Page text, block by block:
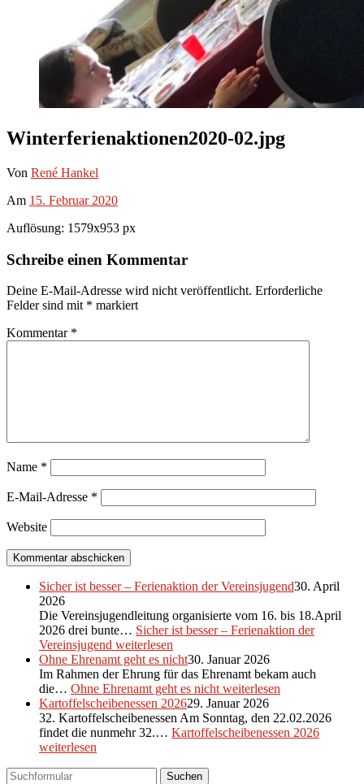
Winterferienaktionen2020-02.jpg
Von René Hankel
Am 15. Februar 2020
Auflösung: 1579x953 px
Schreibe einen Kommentar
Deine E-Mail-Adresse wird nicht veröffentlicht. Erforderliche
Felder sind mit * markiert
Kommentar *
Name *
E-Mail-Adresse *
Website
Sicher ist besser – Ferienaktion der Vereinsjugend30. April
2026
Die Vereinsjugendleitung organisierte vom 16. bis 18.April
2026 drei bunte… Sicher ist besser – Ferienaktion der
Vereinsjugend weiterlesen
Ohne Ehrenamt geht es nicht30. Januar 2026
Im Rahmen der Ehrung für das Ehrenamt bekam auch
die… Ohne Ehrenamt geht es nicht weiterlesen
Kartoffelscheibenessen 202629. Januar 2026
32. Kartoffelscheibenessen Am Sonntag, den 22.02.2026
findet die nunmehr 32.… Kartoffelscheibenessen 2026
weiterlesen
Suchen